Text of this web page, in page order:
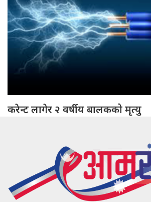
करेन्ट लागेर २ वर्षीय बालकको मृत्यु